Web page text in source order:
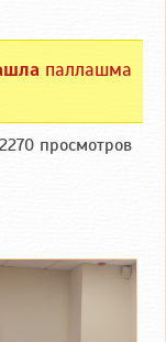
паллашма
просмотров